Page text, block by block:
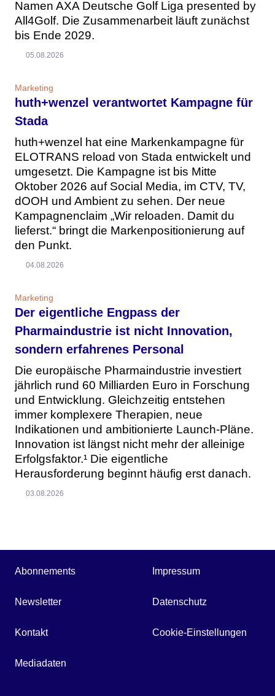
Namen AXA Deutsche Golf Liga presented by
All4Golf. Die Zusammenarbeit läuft zunächst
bis Ende 2029.
05.08.2026
Marketing
huth+wenzel verantwortet Kampagne für
Stada
huth+wenzel hat eine Markenkampagne für
ELOTRANS reload von Stada entwickelt und
umgesetzt. Die Kampagne ist bis Mitte
Oktober 2026 auf Social Media, im CTV, TV,
dOOH und Ambient zu sehen. Der neue
Kampagnenclaim „Wir reloaden. Damit du
lieferst.“ bringt die Markenpositionierung auf
den Punkt.
04.08.2026
Marketing
Der eigentliche Engpass der
Pharmaindustrie ist nicht Innovation,
sondern erfahrenes Personal
Die europäische Pharmaindustrie investiert
jährlich rund 60 Milliarden Euro in Forschung
und Entwicklung. Gleichzeitig entstehen
immer komplexere Therapien, neue
Indikationen und ambitionierte Launch-Pläne.
Innovation ist längst nicht mehr der alleinige
Erfolgsfaktor.¹ Die eigentliche
Herausforderung beginnt häufig erst danach.
03.08.2026
Abonnements
Newsletter
Kontakt
Mediadaten
Impressum
Datenschutz
Cookie-Einstellungen